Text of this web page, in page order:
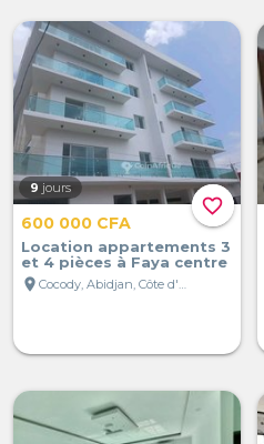
favorite_border
9 jours
600 000 CFA
Location appartements 3
et 4 pièces à Faya centre
location_on